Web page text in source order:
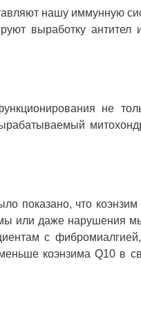
нашу иммунную
выработку
не
показано, что коэнзим
или даже нарушения
с
коэнзима Q10 в